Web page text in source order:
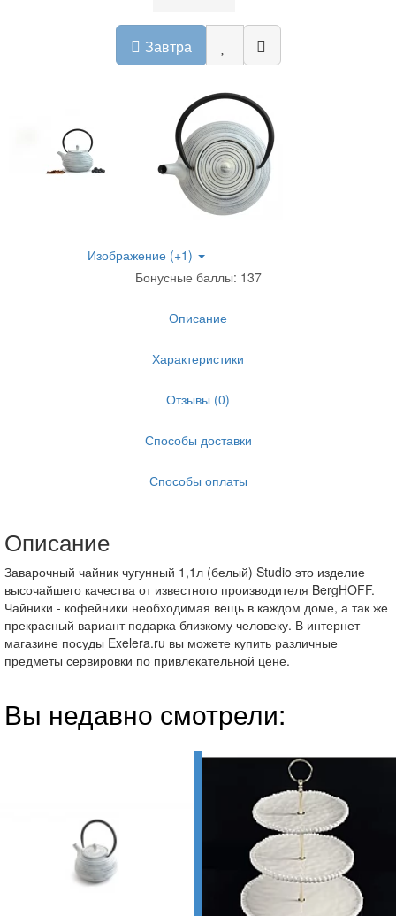
Завтра
Изображение (+1)
Бонусные баллы: 137
Описание
Характеристики
Отзывы (0)
Способы доставки
Способы оплаты
Описание
Заварочный чайник чугунный 1,1л (белый) Studio это изделие
высочайшего качества от известного производителя BergHOFF.
Чайники - кофейники необходимая вещь в каждом доме, а так же
прекрасный вариант подарка близкому человеку. В интернет
магазине посуды Exelera.ru вы можете купить различные
предметы сервировки по привлекательной цене.
Вы недавно смотрели: